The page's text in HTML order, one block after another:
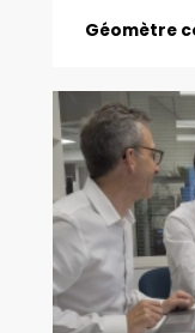
Géomètre